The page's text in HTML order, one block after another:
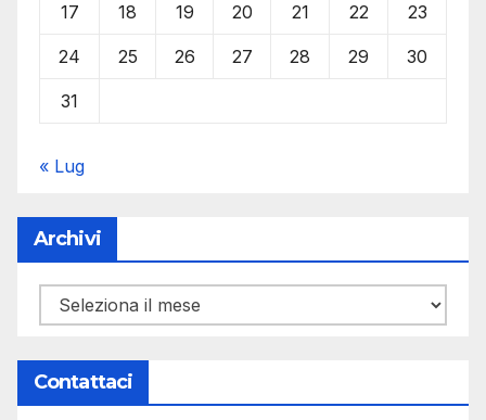
17 18 19 20 21 22 23
24 25 26 27 28 29 30
31
« Lug
Archivi
Archivi
Contattaci